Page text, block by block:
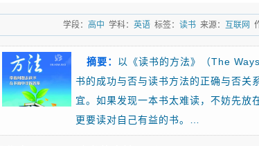
学段： 高中 学科： 英语 标签： 读书 来源： 互联网
摘要： 以《读书的方法》（The
书的成功与否与读书方法的正确与否关
宜。如果发现一本书太难读，不妨先放
更要读对自己有益的书。…